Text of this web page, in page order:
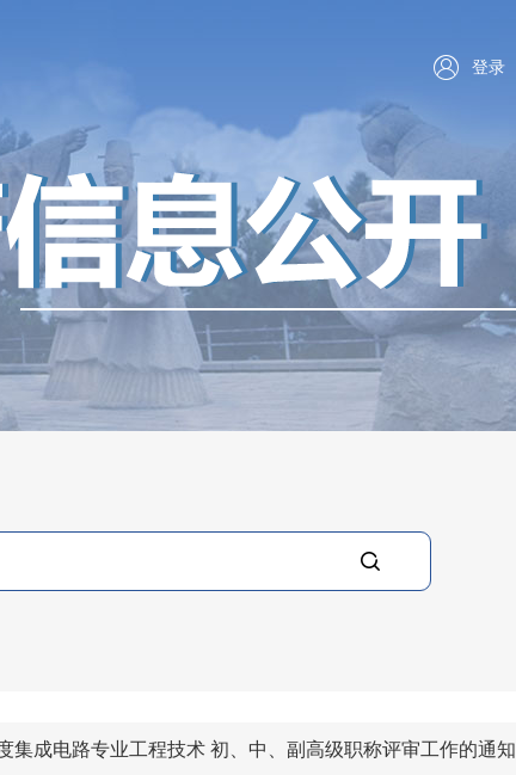
登录
集成电路专业工程技术 初、中、副高级职称评审工作的通知